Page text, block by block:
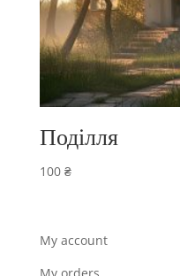
Поділля
100 ₴
My account